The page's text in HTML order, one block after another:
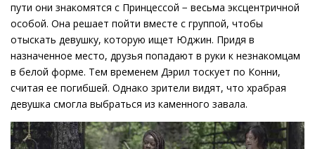
пути они знакомятся с Принцессой − весьма эксцентричной
особой. Она решает пойти вместе с группой, чтобы
отыскать девушку, которую ищет Юджин. Придя в
назначенное место, друзья попадают в руки к незнакомцам
в белой форме. Тем временем Дэрил тоскует по Конни,
считая ее погибшей. Однако зрители видят, что храбрая
девушка смогла выбраться из каменного завала.